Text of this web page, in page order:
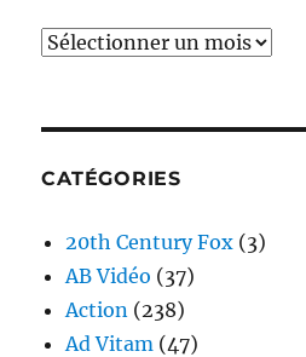
Archives
CATÉGORIES
20th Century Fox (3)
AB Vidéo (37)
Action (238)
Ad Vitam (47)